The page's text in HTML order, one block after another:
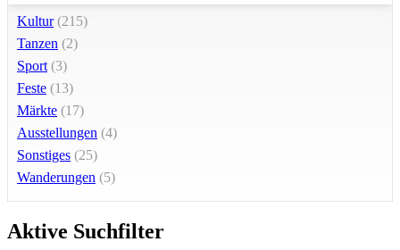
Kultur(215)
Tanzen (2)
Sport (3)
Feste (13)
Märkte (17)
Ausstellungen (4)
Sonstiges (25)
Wanderungen (5)
Aktive Suchfilter